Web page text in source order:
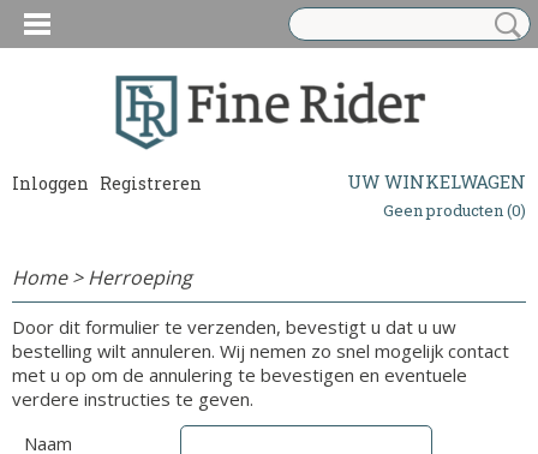
Inloggen Registreren UW WINKELWAGEN
Geen producten(0)
Home>Herroeping
Door dit formulier te verzenden, bevestigt u dat u uw
bestelling wilt annuleren. Wij nemen zo snel mogelijk contact
met u op om de annulering te bevestigen en eventuele
verdere instructies te geven.
Naam